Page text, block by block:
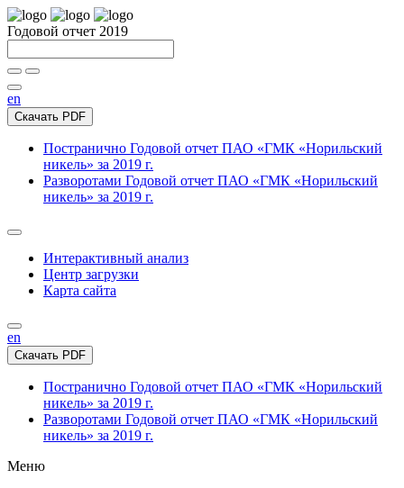
Годовой отчет 2019
en
Скачать PDF
Постранично Годовой отчет ПАО «ГМК «Норильский
никель» за 2019 г.
Разворотами Годовой отчет ПАО «ГМК «Норильский
никель» за 2019 г.
Интерактивный анализ
Центр загрузки
Карта сайта
en
Скачать PDF
Постранично Годовой отчет ПАО «ГМК «Норильский
никель» за 2019 г.
Разворотами Годовой отчет ПАО «ГМК «Норильский
никель» за 2019 г.
Меню